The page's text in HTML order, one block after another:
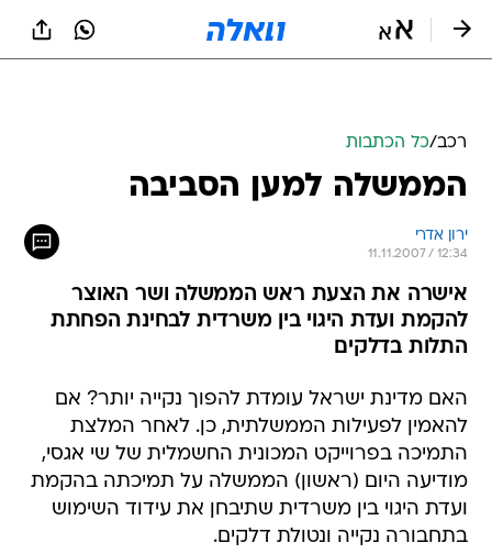
רכב/כל הכתבות
הממשלה למען הסביבה
ירון אדרי
11.11.2007 / 12:34
אישרה את הצעת ראש הממשלה ושר האוצר
להקמת ועדת היגוי בין משרדית לבחינת הפחתת
התלות בדלקים
האם מדינת ישראל עומדת להפוך נקייה יותר? אם
להאמין לפעילות הממשלתית, כן. לאחר המלצת
התמיכה בפרוייקט המכונית החשמלית של שי אגסי,
מודיעה היום (ראשון) הממשלה על תמיכתה בהקמת
ועדת היגוי בין משרדית שתיבחן את עידוד השימוש
בתחבורה נקייה ונטולת דלקים.